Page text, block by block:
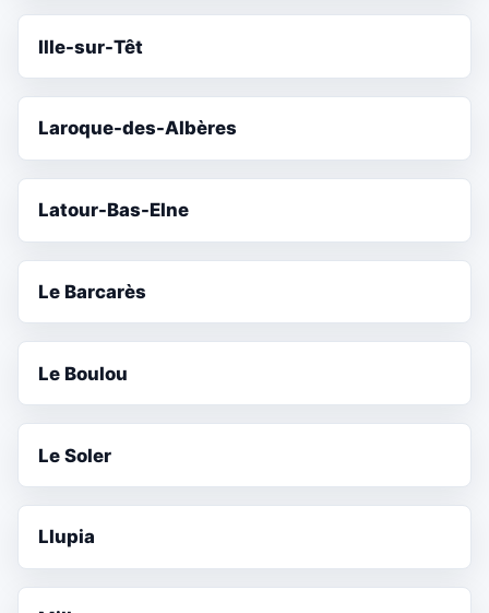
Ille-sur-Têt
Laroque-des-Albères
Latour-Bas-Elne
Le Barcarès
Le Boulou
Le Soler
Llupia